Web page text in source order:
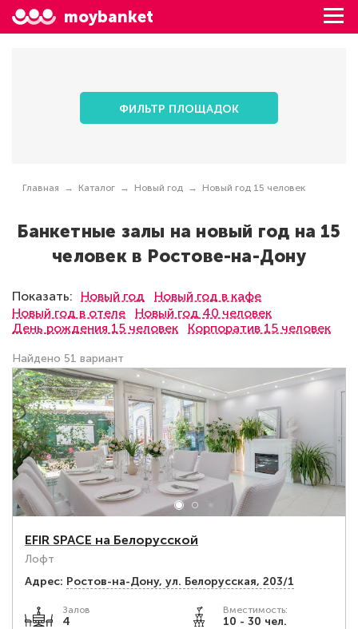
moybanket
ФИЛЬТР ПЛОЩАДОК
Главная Каталог Новый год Новый год 15 человек
Банкетные залы на новый год на 15
человек в Ростове-на-Дону
Показать: Новый год
Новый год в кафе
Новый год в отеле
Новый год 40 человек
День рождения 15 человек
Корпоратив 15 человек
Найдено 51 вариант
EFIR SPACE на Белорусской
Лофт
Адрес: Ростов-на-Дону, ул. Белорусская, 203/1
Залов
4
Вместимость:
10 - 30 чел.